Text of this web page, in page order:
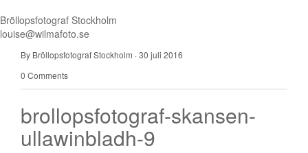
Bröllopsfotograf Stockholm
louise@wilmafoto.se
By Bröllopsfotograf Stockholm ·30 juli 2016
0 Comments
brollopsfotograf-skansen-
ullawinbladh-9